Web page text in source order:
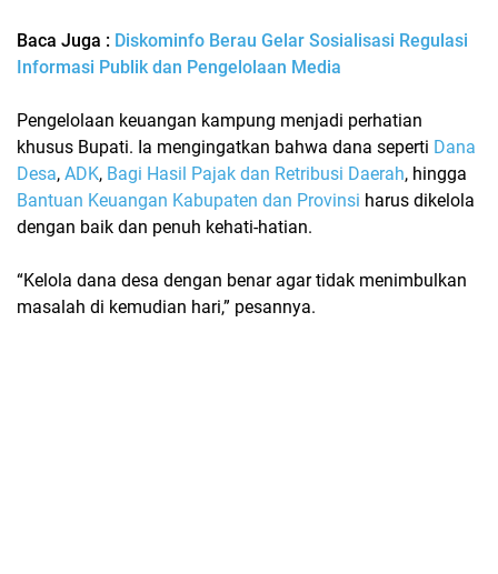
Baca Juga : Diskominfo Berau Gelar Sosialisasi Regulasi
Informasi Publik dan Pengelolaan Media
Pengelolaan keuangan kampung menjadi perhatian
khusus Bupati. Ia mengingatkan bahwa dana seperti Dana
Desa, ADK, Bagi Hasil Pajak dan Retribusi Daerah, hingga
Bantuan Keuangan Kabupaten dan Provinsi harus dikelola
dengan baik dan penuh kehati-hatian.
“Kelola dana desa dengan benar agar tidak menimbulkan
masalah di kemudian hari,” pesannya.